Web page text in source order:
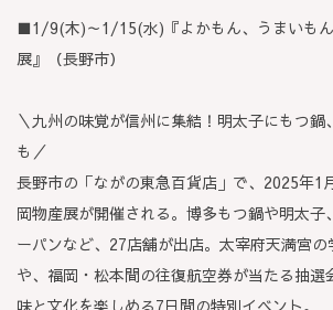
■1/9(木)～1/15(水)『よかもん、うまいも
展』（長野市）
＼九州の味覚が信州に集結！明太子にもつ鍋
も／
長野市の「ながの東急百貨店」で、2025年1
岡物産展が開催される。博多もつ鍋や明太子
ーパンなど、27店舗が出店。太宰府天満宮の
や、福岡・松本間の往復航空券が当たる抽選
味と文化を楽しめる7日間の特別イベント。